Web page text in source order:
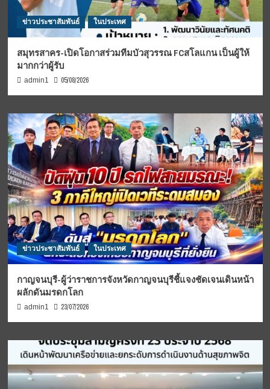
ข่าวประชาสัมพันธ์ ในประเทศ
สมุทรสาคร-เปิดโอกาสร่วมทีมบัวสุวรรณ FCสโลแกน เป็นผู้ให้
มากกว่าผู้รับ
admin1 05/08/2026
ข่าวประชาสัมพันธ์ ในประเทศ
กาญจนบุรี-ผู้ว่าราชการจังหวัดกาญจนบุรีชี้แจงชัดเจนเดินหน้า
ผลักดันมรดกโลก
admin1 23/07/2026